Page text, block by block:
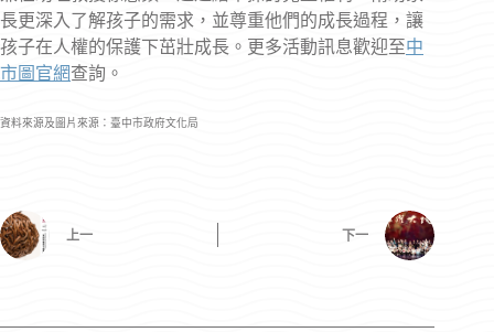
長更深入了解孩子的需求，並尊重他們的成長過程，讓
孩子在人權的保護下茁壯成長。更多活動訊息歡迎至中
市圖官網查詢。
資料來源及圖片來源：臺中市政府文化局
上一 下一